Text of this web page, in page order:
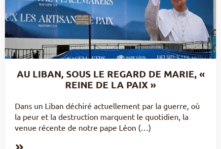
AU LIBAN, SOUS LE REGARD DE MARIE, «
REINE DE LA PAIX »
Dans un Liban déchiré actuellement par la guerre, où
la peur et la destruction marquent le quotidien, la
venue récente de notre pape Léon (…)